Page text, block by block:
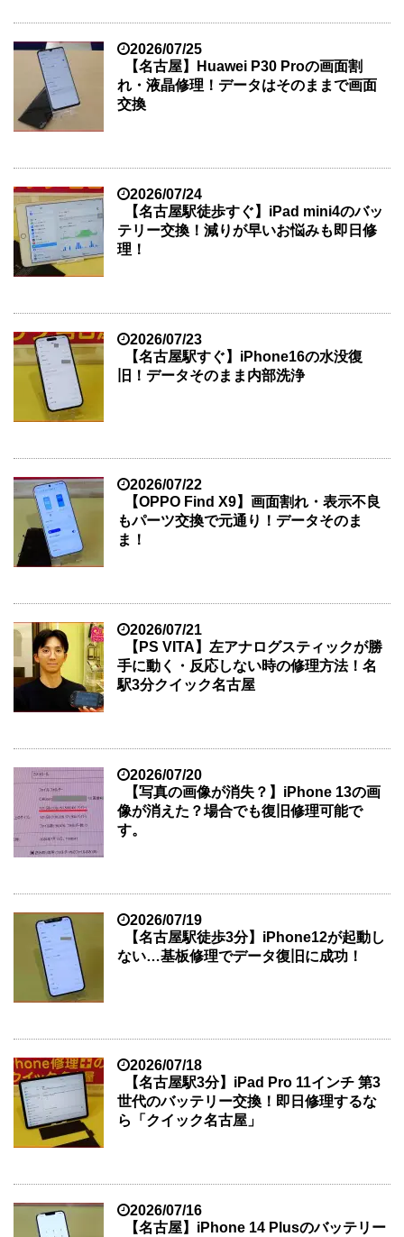
2026/07/25
【名古屋】Huawei P30 Proの画面割
れ・液晶修理！データはそのままで画面
交換
2026/07/24
【名古屋駅徒歩すぐ】iPad mini4のバッ
テリー交換！減りが早いお悩みも即日修
理！
2026/07/23
【名古屋駅すぐ】iPhone16の水没復
旧！データそのまま内部洗浄
2026/07/22
【OPPO Find X9】画面割れ・表示不良
もパーツ交換で元通り！データそのま
ま！
2026/07/21
【PS VITA】左アナログスティックが勝
手に動く・反応しない時の修理方法！名
駅3分クイック名古屋
2026/07/20
【写真の画像が消失？】iPhone 13の画
像が消えた？場合でも復旧修理可能で
す。
2026/07/19
【名古屋駅徒歩3分】iPhone12が起動し
ない…基板修理でデータ復旧に成功！
2026/07/18
【名古屋駅3分】iPad Pro 11インチ 第3
世代のバッテリー交換！即日修理するな
ら「クイック名古屋」
2026/07/16
【名古屋】iPhone 14 Plusのバッテリー